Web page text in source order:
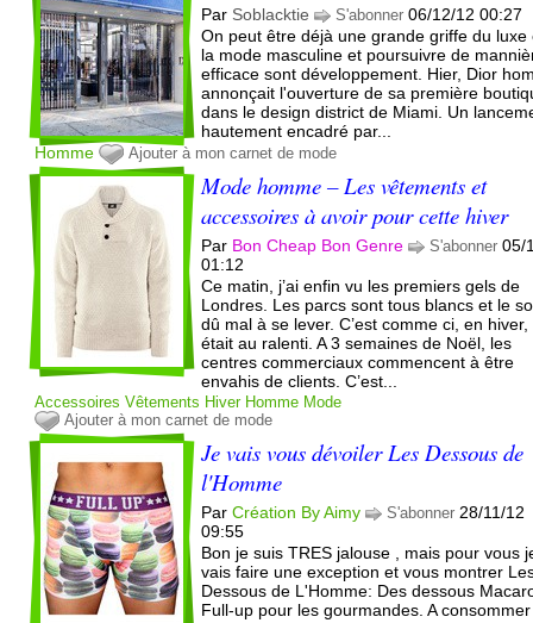
Par Soblacktie S'abonner 06/12/12 00:27
On peut être déjà une grande griffe du luxe
la mode masculine et poursuivre de
efficace sont développement. Hier, Dior
annonçait l'ouverture de sa première
dans le design district de Miami. Un
hautement encadré par...
Homme
Ajouter à mon carnet de mode
Mode homme – Les vêtements et
accessoires à avoir pour cette hiver
Par Bon Cheap Bon Genre S'abonner 05/
01:12
Ce matin, j’ai enfin vu les premiers gels de
Londres. Les parcs sont tous blancs et le
dû mal à se lever. C’est comme ci, en
était au ralenti. A 3 semaines de Noël, les
centres commerciaux commencent à être
envahis de clients. C’est...
Accessoires Vêtements Hiver Homme Mode
Ajouter à mon carnet de mode
Je vais vous dévoiler Les Dessous de
l'Homme
ParCréation By Aimy S'abonner 28/11/12
09:55
Bon je suis TRES jalouse , mais pour vous
vais faire une exception et vous montrer
Dessous de L'Homme: Des dessous
Full-up pour les gourmandes. A consommer